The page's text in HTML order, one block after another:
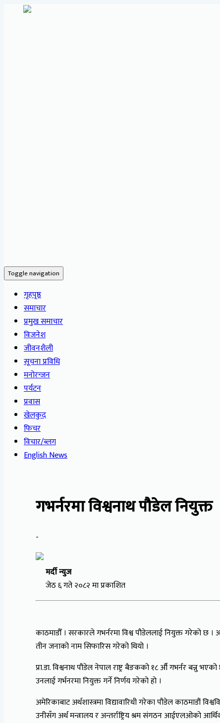
Toggle navigation
गृहपृष्ठ
समाचार
प्रमुख समाचार
विजनेश
जीवनशैली
सूचना प्रविधि
मनोरन्जन
पर्यटन
प्रवास
खेलकुद
फिचर
विचार/ब्लग
English News
गभर्नरमा विश्वनाथ पौडेल नियुक्त
-
मर्दी न्युज
जेठ ६ गते २०८२ मा प्रकाशित
काठमाडौँ । सरकारले गभर्नरमा विश्व पौडेललाई नियुक्त गरेको छ
तीन जनाको नाम सिफारिस गरेको थियो ।
प्रा.डा. विश्वनाथ पौडेल नेपाल राष्ट्र बैङकको १८ औँ गभर्नर बन्नु
उनलाई गर्भनरमा नियुक्त गर्ने निर्णय गरेको हो ।
अमेरिकाबाट अर्थशास्त्रमा विद्यावारिधी गरेका पौडेल काठमाडौं
उनीसँग अर्थ मन्त्रालय र अन्तर्राष्ट्रिय श्रम संगठन आईएलओको